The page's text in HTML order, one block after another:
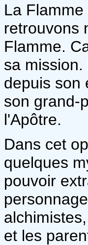
La
retrouvons
Flamme.
sa
depuis son
son grand-
l'Apôtre.
Dans cet
quelques
pouvoir
et les